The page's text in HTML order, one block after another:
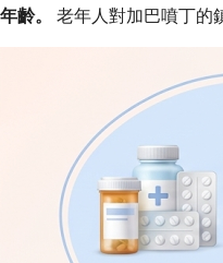
年齡。 老年人對加巴噴丁的